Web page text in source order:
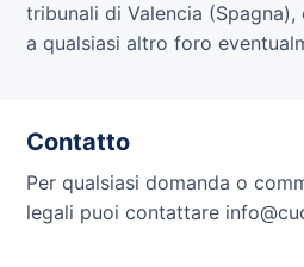
tribunali di Valencia (Spagna),
a qualsiasi altro foro
Contatto
Per qualsiasi domanda o
legali puoi contattare